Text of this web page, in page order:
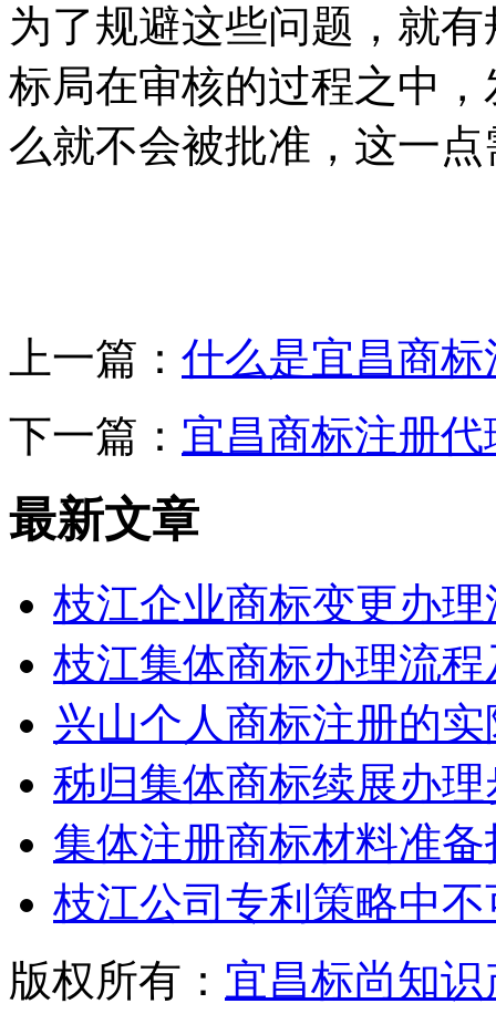
为了规避这些问题，就
标局在审核的过程之中
么就不会被批准，这一
上一篇： 什么是宜昌商
下一篇： 宜昌商标注册
最新文章
枝江企业商标变更办
枝江集体商标办理流
兴山个人商标注册的
秭归集体商标续展办
集体注册商标材料准备
枝江公司专利策略中
版权所有： 宜昌标尚知